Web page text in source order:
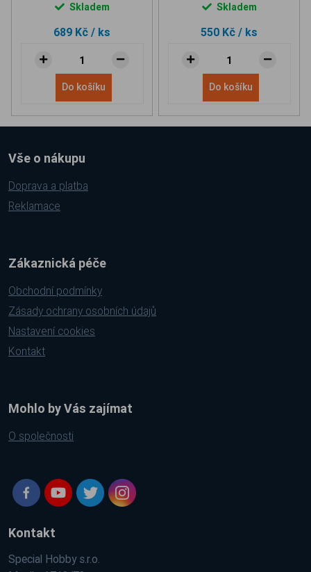
Skladem
689 Kč / ks
Do košíku
Skladem
550 Kč / ks
Do košíku
Vše o nákupu
Doprava a platba
Reklamace
Zákaznická péče
Obchodní podmínky
Zásady ochrany osobních údajů
Nastavení cookies
Kontakt
Mohlo by Vás zajímat
O společnosti
Kontakt
Special Hobby s.r.o.